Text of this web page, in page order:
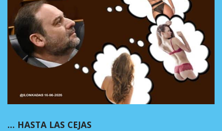
… HASTA LAS CEJAS